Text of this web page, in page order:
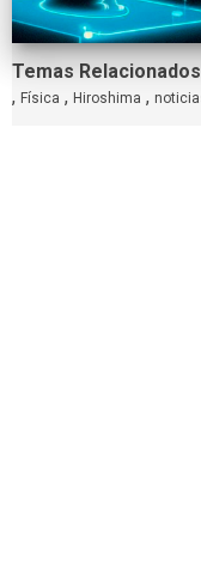
Temas
, Física , Hiroshima ,